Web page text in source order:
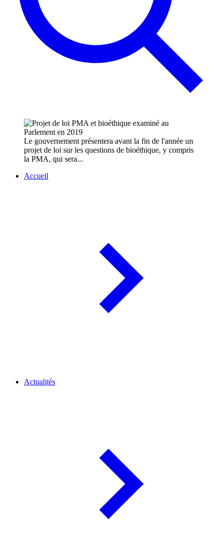
Le gouvernement présentera avant la fin de l'année un
projet de loi sur les questions de bioéthique, y compris
la PMA, qui sera...
Accueil
Actualités